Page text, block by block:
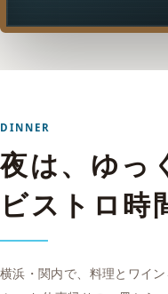
DINNER
夜は、ゆっ
ビストロ時
横浜・関内で、料理とワイ